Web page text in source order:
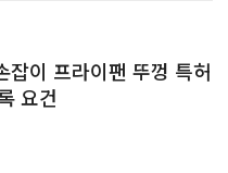
이 프라이팬 뚜껑 특허
요건